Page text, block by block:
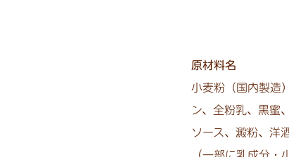
原材料名
小麦粉（国内製造
ン、全粉乳、黒蜜
ソース、澱粉、洋